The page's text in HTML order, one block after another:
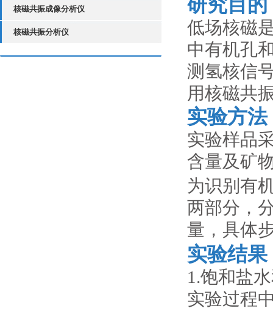
核磁共振成像分析仪
核磁共振分析仪
研究目的
低场核磁
中有机孔
测氢核信
用核磁共
实验方法
实验样品
含量及矿
为识别有
两部分，
量，具体
实验结果
1.饱和盐
实验过程